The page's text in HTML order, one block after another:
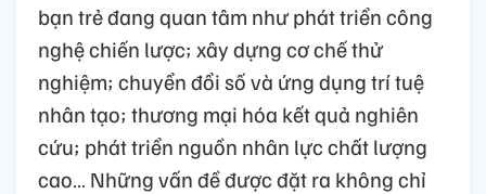
bạn trẻ đang quan tâm như phát triển công
nghệ chiến lược; xây dựng cơ chế thử
nghiệm; chuyển đổi số và ứng dụng trí tuệ
nhân tạo; thương mại hóa kết quả nghiên
cứu; phát triển nguồn nhân lực chất lượng
cao… Những vấn đề được đặt ra không chỉ